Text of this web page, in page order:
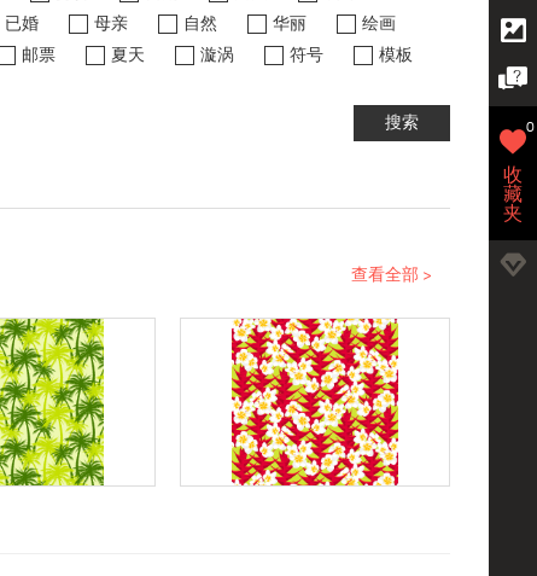
已婚 母亲 自然 华丽
绘画
邮票 夏天 漩涡 符号
模板
搜索
查看全部 >
收
藏
夹
0